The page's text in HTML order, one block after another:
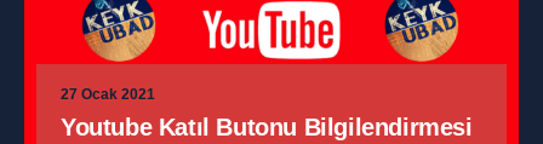
27 Ocak 2021
Youtube Katıl Butonu Bilgilendirmesi